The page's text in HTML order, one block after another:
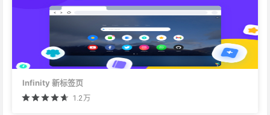
Infinity 新标签页
1.2万